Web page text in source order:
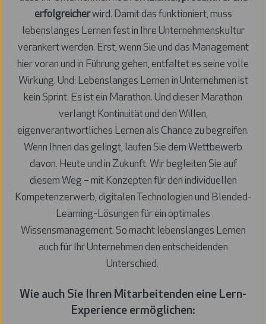
erfolgreicherwird. Damit das funktioniert, muss
lebenslanges Lernen fest in Ihre Unternehmenskultur
verankert werden. Erst, wenn Sie und das Management
hier voran und in Führung gehen, entfaltet es seine volle
Wirkung. Und: Lebenslanges Lernen in Unternehmen ist
kein Sprint. Es ist ein Marathon. Und dieser Marathon
verlangt Kontinuität und den Willen,
eigenverantwortliches Lernen als Chance zu begreifen.
Wenn Ihnen das gelingt, laufen Sie dem Wettbewerb
davon. Heute und in Zukunft. Wir begleiten Sie auf
diesem Weg – mit Konzepten für den individuellen
Kompetenzerwerb, digitalen Technologien und Blended-
Learning-Lösungen für ein optimales
Wissensmanagement. So macht lebenslanges Lernen
auch für Ihr Unternehmen den entscheidenden
Unterschied.
Wie auch Sie Ihren Mitarbeitenden eine Lern-
Experience ermöglichen: